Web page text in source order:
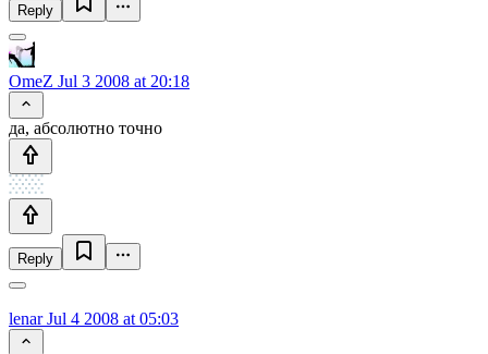
Reply
OmeZ Jul 3 2008 at 20:18
да, абсолютно точно
Reply
lenarJul 4 2008 at 05:03